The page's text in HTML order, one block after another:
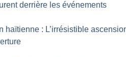
derrière les événements
haïtienne : L’irrésistible